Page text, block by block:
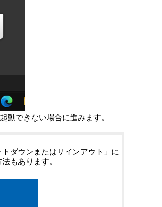
動できない場合に進みます。
ダウンまたはサインアウト」に
もあります。